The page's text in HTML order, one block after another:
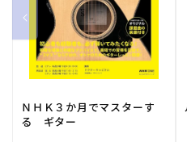
ＮＨＫ３か月でマスターす
る ギター